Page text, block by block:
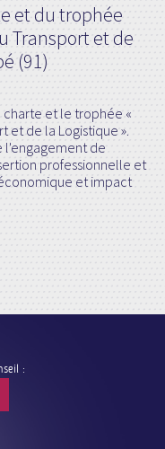
et du trophée
Transport et de
(91)
charte et le trophée «
et de la Logistique ».
l'engagement de
professionnelle et
et impact
: